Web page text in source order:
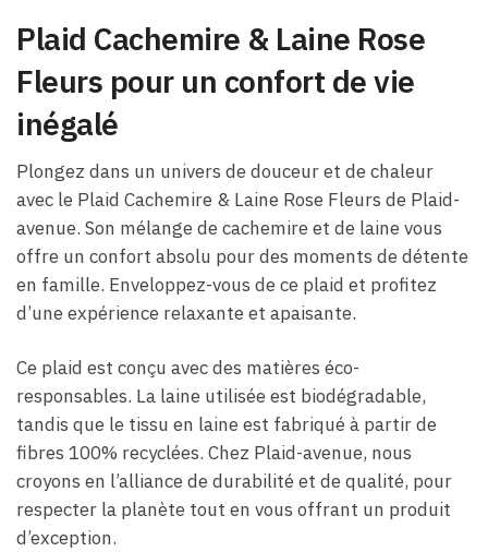
Plaid Cachemire & Laine Rose
Fleurs pour un confort de vie
inégalé
Plongez dans un univers de douceur et de chaleur
avec le Plaid Cachemire & Laine Rose Fleurs de Plaid-
avenue. Son mélange de cachemire et de laine vous
offre un confort absolu pour des moments de détente
en famille. Enveloppez-vous de ce plaid et profitez
d’une expérience relaxante et apaisante.
Ce plaid est conçu avec des matières éco-
responsables. La laine utilisée est biodégradable,
tandis que le tissu en laine est fabriqué à partir de
fibres 100% recyclées. Chez Plaid-avenue, nous
croyons en l’alliance de durabilité et de qualité, pour
respecter la planète tout en vous offrant un produit
d’exception.